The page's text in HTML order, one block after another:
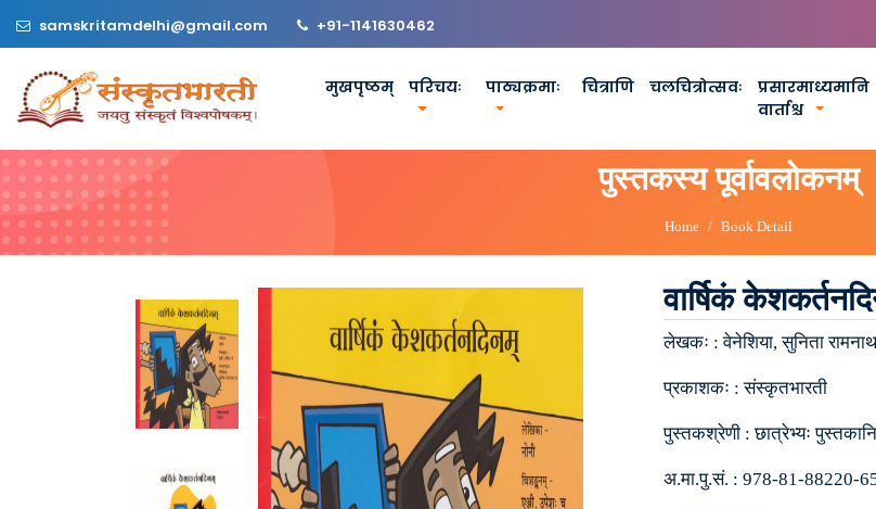
samskritamdelhi@gmail.com +91-1141630462
मुखपृष्ठम् परिचयः पाठ्यक्रमाः चित्राणि चलचित्रोत्सवः
प्रसारमाध्यमानि
वार्ताश्च
पुस्तकस्य पूर्वावलोकनम्
Home Book Detail
वार्षिकं
लेखकः :वेनेशिया, सुनिता
प्रकाशकः :संस्कृतभारती
पुस्तकश्रेणी :छात्रेभ्यः पुस्तकानि
अ.मा.पु.सं. : 978-81-88220-